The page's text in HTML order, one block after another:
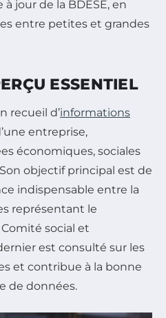
jour de la BDESE, en
entre petites et grandes
ESSENTIEL
recueil d’informations
entreprise,
économiques, sociales
objectif principal est de
indispensable entre la
représentant le
social et
est consulté sur les
et contribue à la bonne
de données.